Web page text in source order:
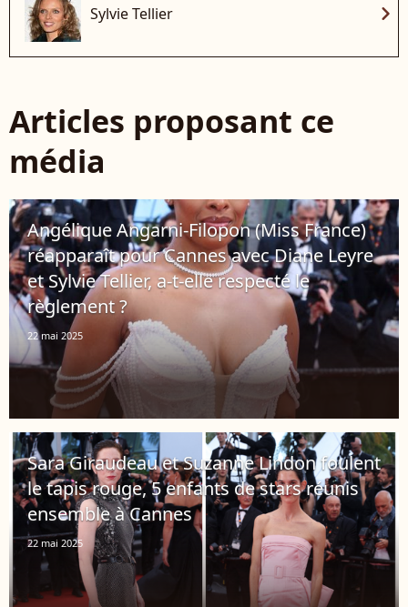
Sylvie Tellier chevron_right
Articles proposant ce
média
Angélique Angarni-Filopon (Miss France)
réapparaît pour Cannes avec Diane Leyre
et Sylvie Tellier, a-t-elle respecté le
règlement ?
22 mai 2025
Sara Giraudeau et Suzanne Lindon foulent
le tapis rouge, 5 enfants de stars réunis
ensemble à Cannes
22 mai 2025